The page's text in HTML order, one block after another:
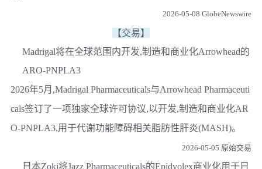
2026-05-08 GlobeNewswire
【交易】
Madrigal将在全球范围内开发,制造和商业化Arrowhead的
ARO-PNPLA3
2026年5月,Madrigal Pharmaceuticals与Arrowhead Pharmaceuti
cals签订了一项独家全球许可协议,以开发,制造和商业化AR
O-PNPLA3,用于代谢功能障碍相关脂肪性肝炎(MASH)。
2026-05-05 原始交易
日本Zoki将Jazz Pharmaceuticals的Epidyolex商业化用于日